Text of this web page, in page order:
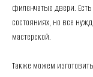
филенчатые двеpи.
состояниях, но все
мастерской.
Также можем